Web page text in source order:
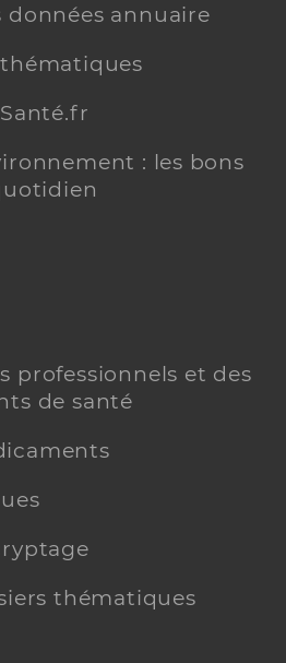
données annuaire
thématiques
: les bons
professionnels et des
de santé
thématiques